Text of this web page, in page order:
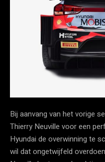
Bij aanvang van het vorige
Thierry Neuville voor een
Hyundai de overwinning te
wil dat ongetwijfeld